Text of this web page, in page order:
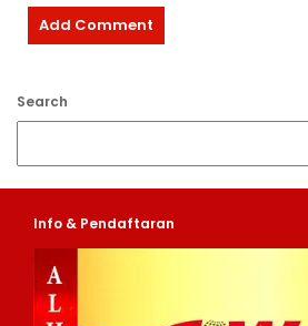
Search
Info & Pendaftaran